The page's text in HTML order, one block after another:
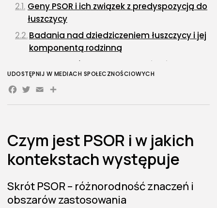
Czym jest PSOR i w jakich
kontekstach występuje
Skrót PSOR – różnorodność znaczeń i
obszarów zastosowania
Geny PSOR i ich związek z predyspozycją do
łuszczycy
Badania nad dziedziczeniem łuszczycy i jej
komponentą rodzinną
Wpływ genów PSOR na przebieg i obraz
kliniczny łuszczycy
PSOR w praktyce klinicznej i diagnostyce
Personalizacja terapii dzięki analizie PSOR
Znaczenie PSOR w medycynie przyszłości
FAQ PSOR – najczęstsze pytania
Co oznacza skrót PSOR?
UDOSTĘPNIJ W MEDIACH SPOŁECZNOŚCIOWYCH
Facebook
Twitter
Email